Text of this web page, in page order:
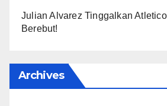
Julian Alvarez Tinggalkan
Berebut!
Archives